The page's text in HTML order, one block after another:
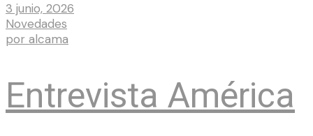
3 junio, 2026
Novedades
por alcama
Entrevista América